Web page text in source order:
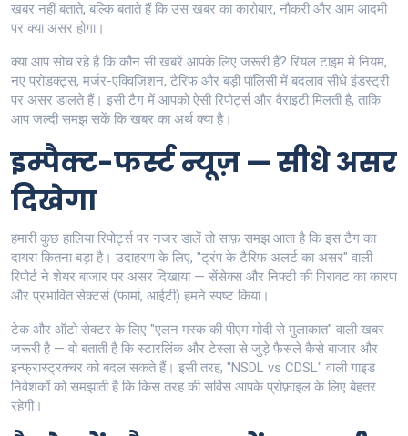
खबर नहीं बताते, बल्कि बताते हैं कि उस खबर का कारोबार, नौकरी और आम आदमी
पर क्या असर होगा।
क्या आप सोच रहे हैं कि कौन सी खबरें आपके लिए जरूरी हैं? रियल टाइम में नियम,
नए प्रोडक्ट्स, मर्जर-एक्विजिशन, टैरिफ और बड़ी पॉलिसी में बदलाव सीधे इंडस्ट्री
पर असर डालते हैं। इसी टैग में आपको ऐसी रिपोर्ट्स और वैराइटी मिलती है, ताकि
आप जल्दी समझ सकें कि खबर का अर्थ क्या है।
इम्पैक्ट-फर्स्ट न्यूज़ — सीधे असर
दिखेगा
हमारी कुछ हालिया रिपोर्ट्स पर नजर डालें तो साफ़ समझ आता है कि इस टैग का
दायरा कितना बड़ा है। उदाहरण के लिए, "ट्रंप के टैरिफ अलर्ट का असर" वाली
रिपोर्ट ने शेयर बाजार पर असर दिखाया — सेंसेक्स और निफ्टी की गिरावट का कारण
और प्रभावित सेक्टर्स (फार्मा, आईटी) हमने स्पष्ट किया।
टेक और ऑटो सेक्टर के लिए "एलन मस्क की पीएम मोदी से मुलाकात" वाली खबर
जरूरी है — वो बताती है कि स्टारलिंक और टेस्ला से जुड़े फैसले कैसे बाजार और
इन्फ्रास्ट्रक्चर को बदल सकते हैं। इसी तरह, "NSDL vs CDSL" वाली गाइड
निवेशकों को समझाती है कि किस तरह की सर्विस आपके प्रोफ़ाइल के लिए बेहतर
रहेगी।